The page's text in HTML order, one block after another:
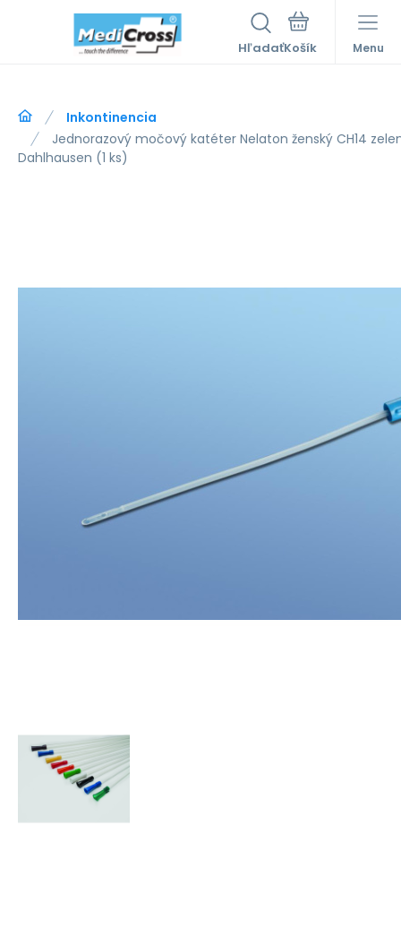
Hľadať Menu
Inkontinencia
Jednorazový močový katéter Nelaton ženský CH14
Dahlhausen (1 ks)